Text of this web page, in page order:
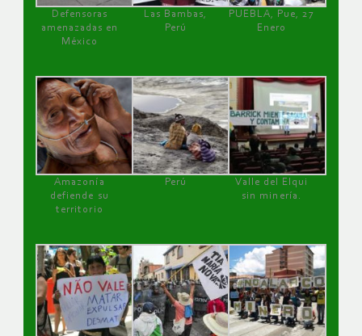
Defensoras
amenazadas en
México
Las Bambas,
Perú
PUEBLA, Pue, 27
Enero
Amazonía
defiende su
territorio
Perú
Valle del Elqui
sin minería.